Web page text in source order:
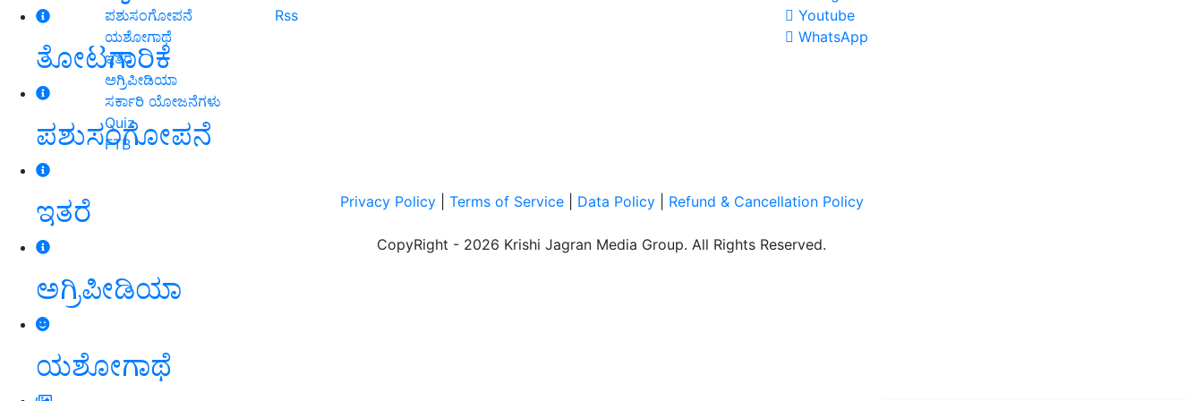
ತೋಟಗಾರಿಕೆ
ಪಶುಸಂಗೋಪನೆ
ಇತರೆ
ಅಗ್ರಿಪೀಡಿಯಾ
ಯಶೋಗಾಥೆ
ಪಶುಸಂಗೋಪನೆ
ಯಶೋಗಾಥೆ
ಇತರೆ
ಅಗ್ರಿಪೀಡಿಯಾ
ಸರ್ಕಾರಿ ಯೋಜನೆಗಳು
Quiz
FTB
Rss
Youtube
WhatsApp
Privacy Policy| Terms of Service| Data Policy| Refund & Cancellation Policy
CopyRight - 2026 Krishi Jagran Media Group. All Rights Reserved.